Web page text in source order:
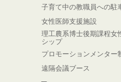
子育て中の教職員への駐
女性医師支援施設
理工農系博士後期課程女
シップ
プロモーションメンター
遠隔会議ブース